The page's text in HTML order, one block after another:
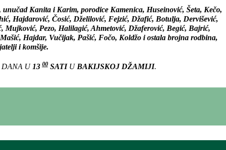
Kanita i Karim, porodice Kamenica, Huseinović, Šeta, Kečo,
Hajdarović, Čosić, Dželilović, Fejzić, Džafić, Botulja, Dervišević,
Mujković, Pezo, Halilagić, Ahmetović, Džaferović, Begić, Bajrić,
Hajdar, Vučijak, Pašić, Fočo, Koldžo i ostala brojna rodbina,
i komšije.
DANA U 1300SATIU BAKIJSKOJ DŽAMIJI.